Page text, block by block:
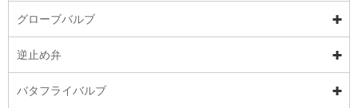
グローブバルブ
逆止め弁
バタフライバルブ